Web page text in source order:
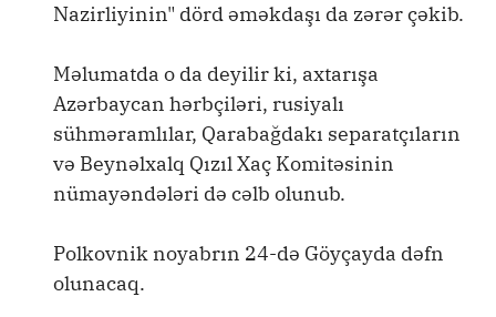
Nazirliyinin" dörd əməkdaşı da zərər çəkib.
Məlumatda o da deyilir ki, axtarışa
Azərbaycan hərbçiləri, rusiyalı
sühməramlılar, Qarabağdakı separatçıların
və Beynəlxalq Qızıl Xaç Komitəsinin
nümayəndələri də cəlb olunub.
Polkovnik noyabrın 24-də Göyçayda dəfn
olunacaq.